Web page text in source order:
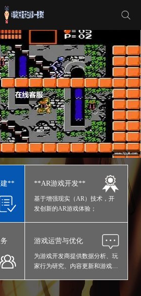
建** **AR游戏开发**
基于增强现实（AR）技术，开
发创新的AR游戏体验；
游戏运营与优化
为游戏开发商提供数据分析、玩
家行为研究、内容更新和游戏平
户留存与盈利；